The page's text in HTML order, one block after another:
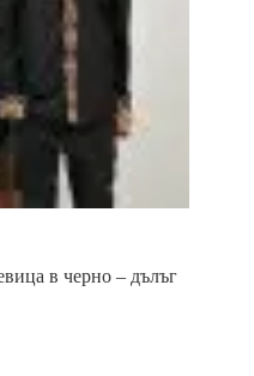
в черно – дълъг